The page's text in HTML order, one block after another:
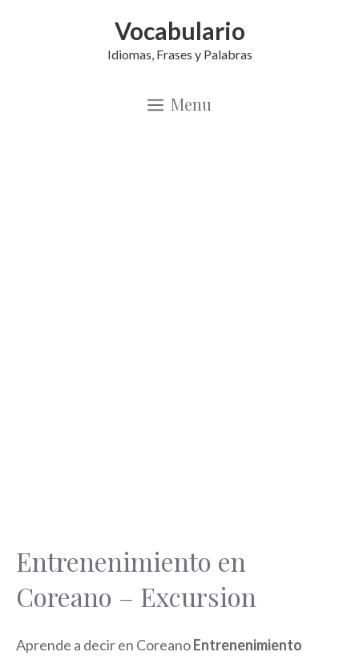
Vocabulario
Idiomas, Frases y Palabras
Menu
Entrenenimiento en
Coreano – Excursion
Aprende a decir en CoreanoEntrenenimiento